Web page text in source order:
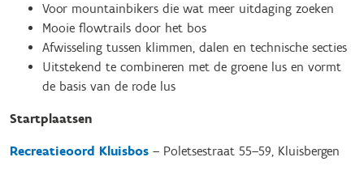
Voor mountainbikers die wat meer uitdaging zoeken
Mooie flowtrails door het bos
Afwisseling tussen klimmen, dalen en technische secties
Uitstekend te combineren met de groene lus en vormt
de basis van de rode lus
Startplaatsen
Recreatieoord Kluisbos – Poletsestraat 55–59, Kluisbergen